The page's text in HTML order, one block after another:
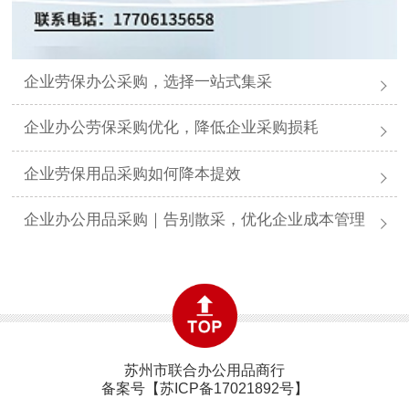
企业劳保办公采购，选择一站式集采
企业办公劳保采购优化，降低企业采购损耗
企业劳保用品采购如何降本提效
企业办公用品采购｜告别散采，优化企业成本管理
苏州市联合办公用品商行
备案号【苏ICP备17021892号】